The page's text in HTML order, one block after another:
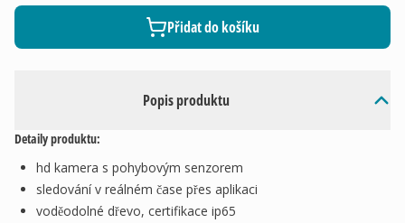
Popis produktu
Detaily produktu:
hd kamera s pohybovým senzorem
sledování v reálném čase přes aplikaci
voděodolné dřevo, certifikace ip65
Přidat do košíku